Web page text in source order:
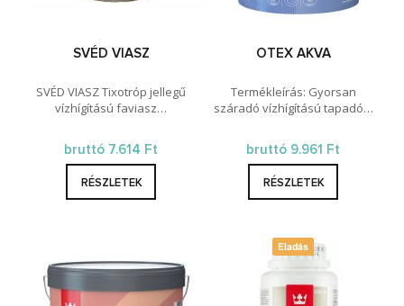
SVÉD VIASZ
SVÉD VIASZ Tixotróp jellegű
vízhígítású faviasz…
bruttó 7.614 Ft
RÉSZLETEK
OTEX AKVA
Termékleírás: Gyorsan
száradó vízhígítású tapadó…
bruttó 9.961 Ft
RÉSZLETEK
Eladás